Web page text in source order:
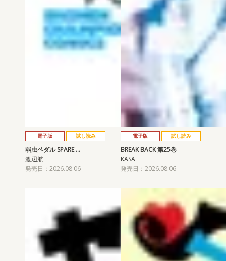
電子版 試し読み
弱虫ペダル SPARE …
渡辺航
発売日：2026.08.06
電子版 試し読み
BREAK BACK 第25巻
KASA
発売日：2026.08.06